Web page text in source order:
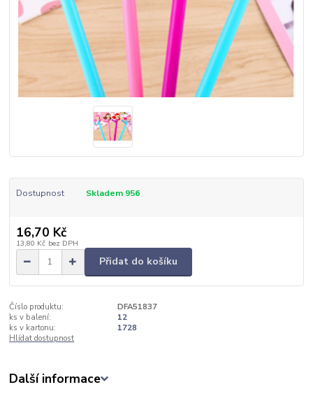
Dostupnost Skladem 956
16,70 Kč
13,80 Kč bez DPH
Přidat do košíku
Číslo produktu:
DFA51837
ks v balení:
12
ks v kartonu:
1728
Hlídat dostupnost
Další informace